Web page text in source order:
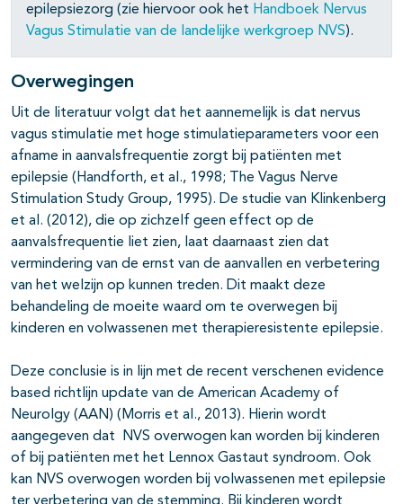
epilepsiezorg (zie hiervoor ook het Handboek Nervus
Vagus Stimulatie van de landelijke werkgroep NVS).
Overwegingen
Uit de literatuur volgt dat het aannemelijk is dat nervus
vagus stimulatie met hoge stimulatieparameters voor een
afname in aanvalsfrequentie zorgt bij patiënten met
epilepsie (Handforth, et al., 1998; The Vagus Nerve
Stimulation Study Group, 1995). De studie van Klinkenberg
et al. (2012), die op zichzelf geen effect op de
aanvalsfrequentie liet zien, laat daarnaast zien dat
vermindering van de ernst van de aanvallen en verbetering
van het welzijn op kunnen treden. Dit maakt deze
behandeling de moeite waard om te overwegen bij
kinderen en volwassenen met therapieresistente epilepsie.
Deze conclusie is in lijn met de recent verschenen evidence
based richtlijn update van de American Academy of
Neurolgy (AAN) (Morris et al., 2013). Hierin wordt
aangegeven dat NVS overwogen kan worden bij kinderen
of bij patiënten met het Lennox Gastaut syndroom. Ook
kan NVS overwogen worden bij volwassenen met epilepsie